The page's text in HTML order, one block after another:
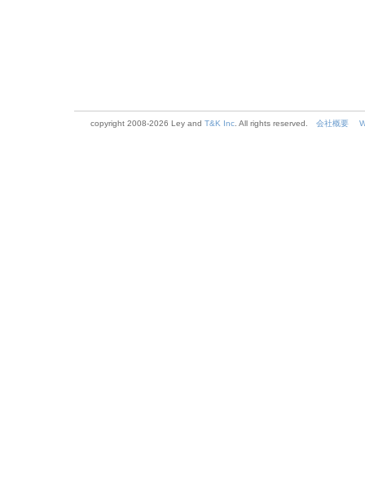
copyright 2008-2026 Ley and T&K Inc . All rights reserved. 会社概要